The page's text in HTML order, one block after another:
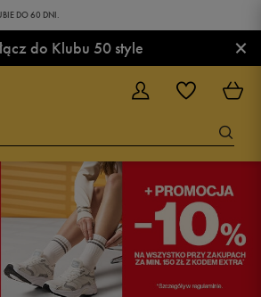
DO 60 DNI.
do Klubu 50 style ×